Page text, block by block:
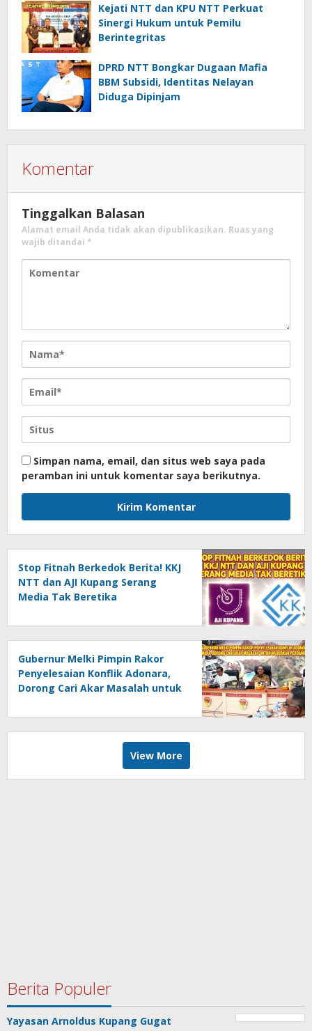
Kejati NTT dan KPU NTT Perkuat
Sinergi Hukum untuk Pemilu
Berintegritas
DPRD NTT Bongkar Dugaan Mafia
BBM Subsidi, Identitas Nelayan
Diduga Dipinjam
Komentar
Tinggalkan Balasan
Alamat email Anda tidak akan dipublikasikan. Ruas yang
wajib ditandai *
Simpan nama, email, dan situs web saya pada
peramban ini untuk komentar saya berikutnya.
Stop Fitnah Berkedok Berita! KKJ
NTT dan AJI Kupang Serang
Media Tak Beretika
Gubernur Melki Pimpin Rakor
Penyelesaian Konflik Adonara,
Dorong Cari Akar Masalah untuk
View More
Berita Populer
Yayasan Arnoldus Kupang Gugat